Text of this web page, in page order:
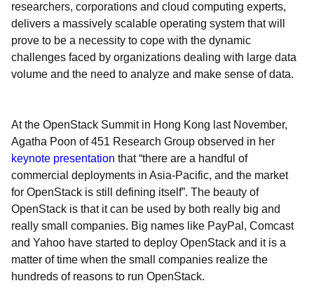
researchers, corporations and cloud computing experts,
delivers a massively scalable operating system that will
prove to be a necessity to cope with the dynamic
challenges faced by organizations dealing with large data
volume and the need to analyze and make sense of data.
At the OpenStack Summit in Hong Kong last November,
Agatha Poon of 451 Research Group observed in her
keynote presentation that “there are a handful of
commercial deployments in Asia-Pacific, and the market
for OpenStack is still defining itself”. The beauty of
OpenStack is that it can be used by both really big and
really small companies. Big names like PayPal, Comcast
and Yahoo have started to deploy OpenStack and it is a
matter of time when the small companies realize the
hundreds of reasons to run OpenStack.